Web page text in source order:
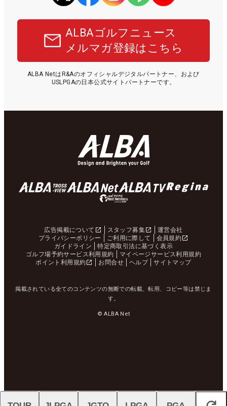
ALBAゴルフニュース
メルマガ登録はこちら
ALBA NetはR&Aのオフィシャルデジタルパートナー、および
USLPGAの日本公式サイトパートナーです。
広告掲載について スタッフ募集
運営会社
プライバシーポリシー
ご利用に際して
会員規約
ガイドライン
特定商取引法に基づく表示
ゴルフ場予約サービス利用規約
マイページサービス利用規約
ポイント利用規約
お問合せ ヘルプ サイトマップ
掲載されている全てのコンテンツの無断での転載、転用、コピー等は禁じま
す。
© ALBA Net